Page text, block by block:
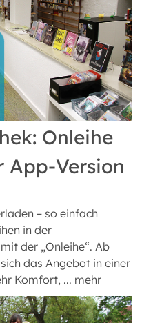
Onleihe
App-Version
– so einfach
in der
der „Onleihe“. Ab
das Angebot in einer
Komfort, ... mehr